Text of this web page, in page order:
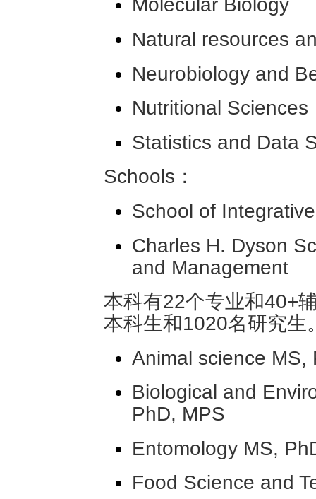
Molecular Biology
Natural resources
Neurobiology and
Nutritional Sciences
Statistics and Data
Schools：
School of
Charles H. Dyson
and Management
本科有22个专业和40+
本科生和1020名研究生
Animal science MS,
Biological and
PhD, MPS
Entomology MS,
Food Science and